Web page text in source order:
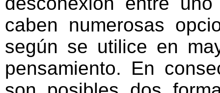
caben numerosas
según se utilice en
pensamiento. En